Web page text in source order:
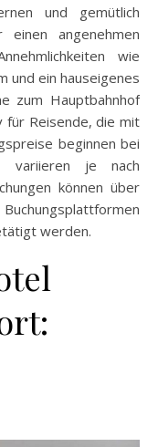
und gemütlich
angenehmen
wie
und ein hauseigenes
zum Hauptbahnhof
Reisende, die mit
beginnen bei
je nach
können über
werden.